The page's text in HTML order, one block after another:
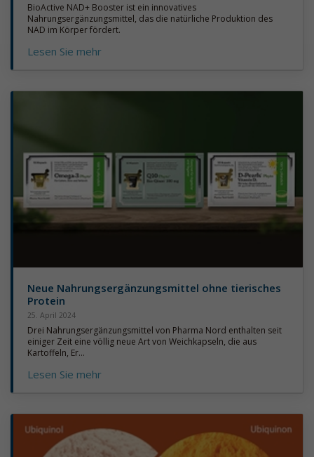
BioActive NAD+ Booster ist ein innovatives
Nahrungsergänzungsmittel, das die natürliche Produktion des
NAD im Körper fördert.
Lesen Sie mehr
Neue Nahrungsergänzungsmittel ohne tierisches
Protein
25. April 2024
Drei Nahrungsergänzungsmittel von Pharma Nord enthalten seit
einiger Zeit eine völlig neue Art von Weichkapseln, die aus
Kartoffeln, Er...
Lesen Sie mehr